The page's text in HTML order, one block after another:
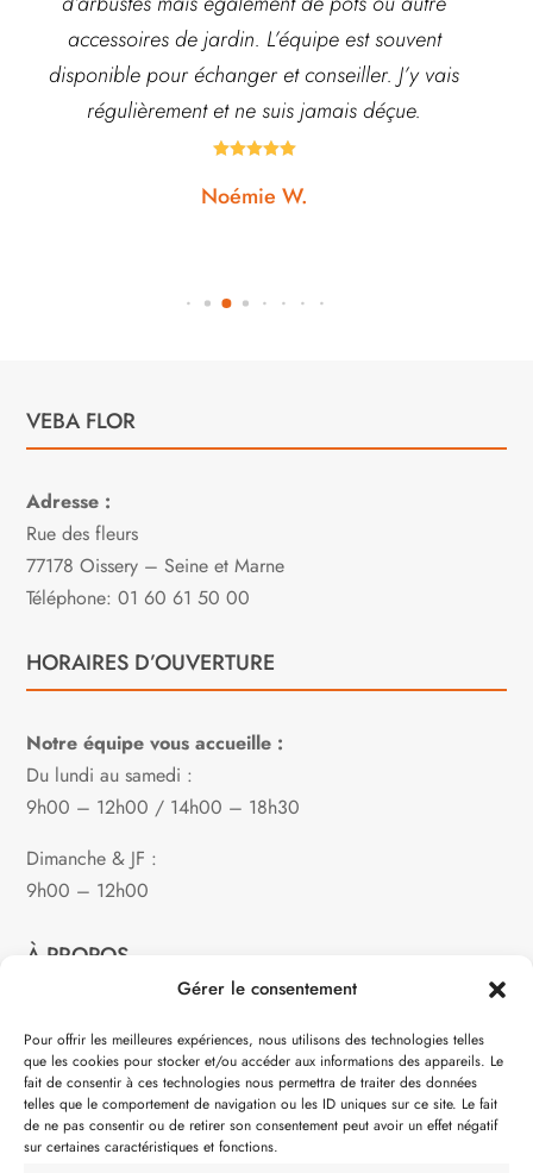
Gérer le consentement
Pour offrir les meilleures expériences, nous utilisons des technologies telles
que les cookies pour stocker et/ou accéder aux informations des appareils. Le
fait de consentir à ces technologies nous permettra de traiter des données
telles que le comportement de navigation ou les ID uniques sur ce site. Le fait
de ne pas consentir ou de retirer son consentement peut avoir un effet négatif
sur certaines caractéristiques et fonctions.
accessoires de jardin. L’équipe est souvent
disponible pour échanger et conseiller. J’y vais
régulièrement et ne suis jamais déçue.

Noémie W.
VEBA FLOR
Adresse :
Rue des fleurs
77178 Oissery – Seine et Marne
Téléphone: 01 60 61 50 00
HORAIRES D’OUVERTURE
Notre équipe vous accueille :
Du lundi au samedi :
9h00 – 12h00 / 14h00 – 18h30
Dimanche & JF :
9h00 – 12h00
À PROPOS
Notre philosophie
Contact
Partenaire de: